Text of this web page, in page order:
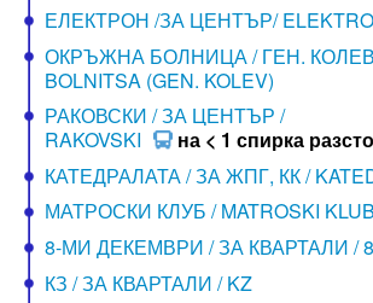
ЕЛЕКТРОН /ЗА ЦЕНТЪР/
ОКРЪЖНА БОЛНИЦА / ГЕН. КОЛЕВ
BOLNITSA (GEN. KOLEV)
РАКОВСКИ / ЗА ЦЕНТЪР /
RAKOVSKI
на < 1 спирка
КАТЕДРАЛАТА / ЗА ЖПГ, КК /
МАТРОСКИ КЛУБ / MATROSKI KLUB
8-МИ ДЕКЕМВРИ / ЗА КВАРТАЛИ /
КЗ / ЗА КВАРТАЛИ / KZ